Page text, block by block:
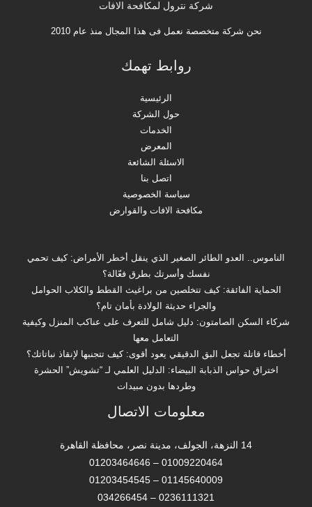
شركة نترول لمكافحة الافات
نحن شركة متخصصة نعمل فى هذا المجال منذ عام 2010
روابط تهمك
الرئيسية
حول الشركة
الخدمات
المعرض
الاسئلة الشائعة
اتصل بنا
سياسة الخصوصية
مكافحة الافات والقوارض
الناموس.. العدو الطائر الصغير الذي ينقل أخطر الأمراض: كيف تحمي
نفسك وأسرتك بطرق فعّالة؟
الحماية الفائقة: كيف تتخلصين من براغيث القطط والكلاب الحوامل
والجراء حديثة الولادة بأمان تام؟
شركاء السكن الصامتون: دليل شامل للتعرف على عناكب المنزل وكيفية
التعامل معها
أخطاء قاتلة تجعل البق الدقيقي يعود أقوى: كيف تتجنبها لإنقاذ نباتاتك؟
اختراق حواس الذبابة البيضاء: الدليل العلمي لـ “تشويش” الحشرة
وطردها بدون مبيدات
معلومات الاتصال
14 النزهة، الجولف، مدينة نصر، محافظة القاهرة‬
01009220464 – 01203464646
01145640009 – 01203454545
0236111321 – 034266454